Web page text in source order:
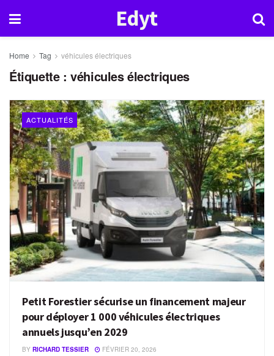
Edyt
Home Tag véhicules électriques
Étiquette :véhicules électriques
ACTUALITÉS
Petit Forestier sécurise un financement majeur
pour déployer 1 000 véhicules électriques
annuels jusqu’en 2029
BY RICHARD TESSIER FÉVRIER 20, 2026